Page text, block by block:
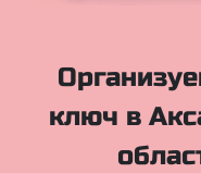
ключ в